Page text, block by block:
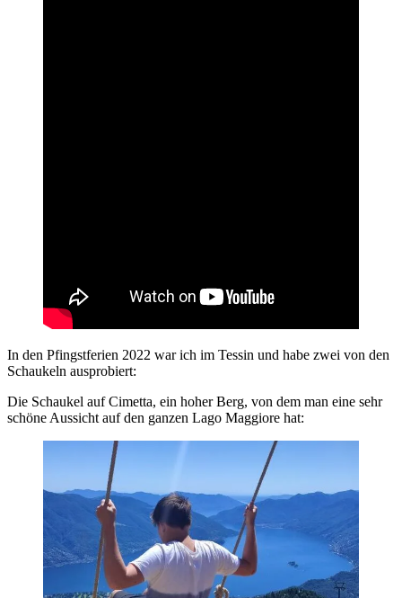
In den Pfingstferien 2022 war ich im Tessin und habe zwei von den
Schaukeln ausprobiert:
Die Schaukel auf Cimetta, ein hoher Berg, von dem man eine sehr
schöne Aussicht auf den ganzen Lago Maggiore hat: